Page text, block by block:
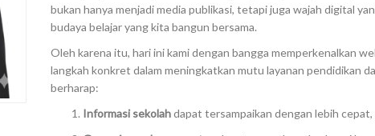
bukan hanya menjadi media publikasi, tetapi juga wajah digital
budaya belajar yang kita bangun bersama.
Oleh karena itu, hari ini kami dengan bangga memperkenalkan
langkah konkret dalam meningkatkan mutu layanan pendidikan
berharap:
Informasi sekolahdapat tersampaikan dengan lebih